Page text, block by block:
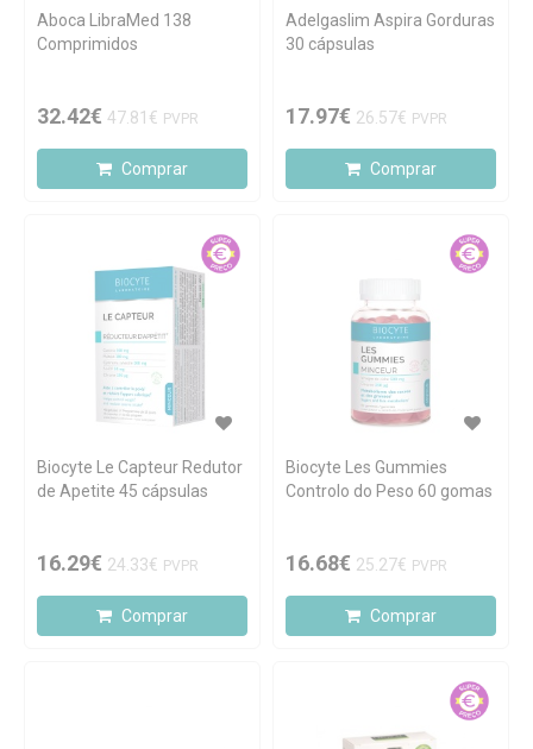
Aboca LibraMed 138
Comprimidos
32.42€ 47.81€ PVPR
Comprar
Adelgaslim Aspira Gorduras
30 cápsulas
17.97€ 26.57€ PVPR
Comprar
Biocyte Le Capteur Redutor
de Apetite 45 cápsulas
16.29€ 24.33€ PVPR
Comprar
Biocyte Les Gummies
Controlo do Peso 60 gomas
16.68€ 25.27€ PVPR
Comprar